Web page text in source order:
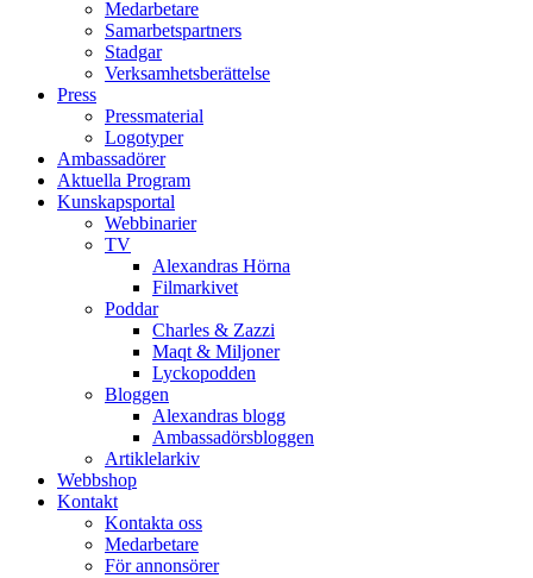
Medarbetare
Samarbetspartners
Stadgar
Verksamhetsberättelse
Press
Pressmaterial
Logotyper
Ambassadörer
Aktuella Program
Kunskapsportal
Webbinarier
TV
Alexandras Hörna
Filmarkivet
Poddar
Charles & Zazzi
Maqt & Miljoner
Lyckopodden
Bloggen
Alexandras blogg
Ambassadörsbloggen
Artiklelarkiv
Webbshop
Kontakt
Kontakta oss
Medarbetare
För annonsörer